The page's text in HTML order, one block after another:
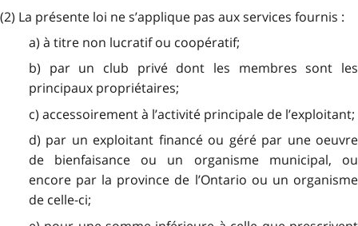
(2) La présente loi ne s’applique pas aux services fournis :
a) à titre non lucratif ou coopératif;
b) par un club privé dont les membres sont les
principaux propriétaires;
c) accessoirement à l’activité principale de l’exploitant;
d) par un exploitant financé ou géré par une oeuvre
de bienfaisance ou un organisme municipal, ou
encore par la province de l’Ontario ou un organisme
de celle-ci;